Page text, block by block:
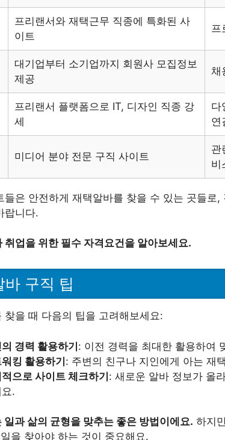
프리랜서와 재택근무 직종에 특화된 사
이트
프
대기업부터 소기업까지 회원사 모집정보
제공
채
프리랜서 플랫폼으로 IT, 디자인 직종 강
세
다
연
미디어 분야 전문 구직 사이트
관
비
들은 안전하게 재택알바를 찾을 수 있는 곳들로
랍니다.
취업을 위한 필수 자격요건을 알아보세요.
바 구직 팁
찾을 때 다음의 팁을 고려해보세요:
경력 활용하기: 이전 경력을 최대한 활용하여
킹 활용하기: 주변의 친구나 지인에게 아는 재
으로 사이트 체크하기: 새로운 알바 정보가 올
.
일과 삶의 균형을 맞추는 좋은 방법이에요. 하지
을 찾아야 하는 것이 중요해요.